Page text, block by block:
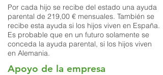
Por cada hijo se recibe del estado una ayuda
parental de 219,00 € mensuales. También se
recibe esta ayuda si los hijos viven en España.
Es probable que en un futuro solamente se
conceda la ayuda parental, si los hijos viven
en Alemania.
Apoyo de la empresa